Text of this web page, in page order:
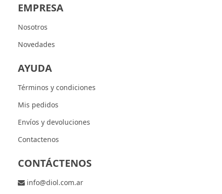
EMPRESA
Nosotros
Novedades
AYUDA
Términos y condiciones
Mis pedidos
Envíos y devoluciones
Contactenos
CONTÁCTENOS
info@diol.com.ar